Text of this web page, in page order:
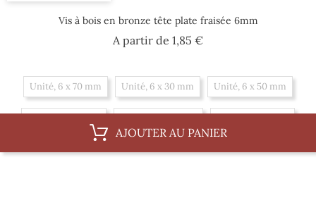
Vis à bois en bronze tête plate fraisée 6mm
A partir de 1,85 €Prix
Unité, 6 x 70 mm Unité, 6 x 30 mm Unité, 6 x 50 mm
Unité, 6 x 60 mm Unité, 6 x 40 mm Boite, 6 x 50 mm
AJOUTER AU PANIER